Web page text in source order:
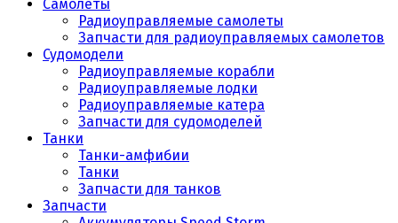
Самолеты
Радиоуправляемые самолеты
Запчасти для радиоуправляемых самолетов
Судомодели
Радиоуправляемые корабли
Радиоуправляемые лодки
Радиоуправляемые катера
Запчасти для судомоделей
Танки
Танки-амфибии
Танки
Запчасти для танков
Запчасти